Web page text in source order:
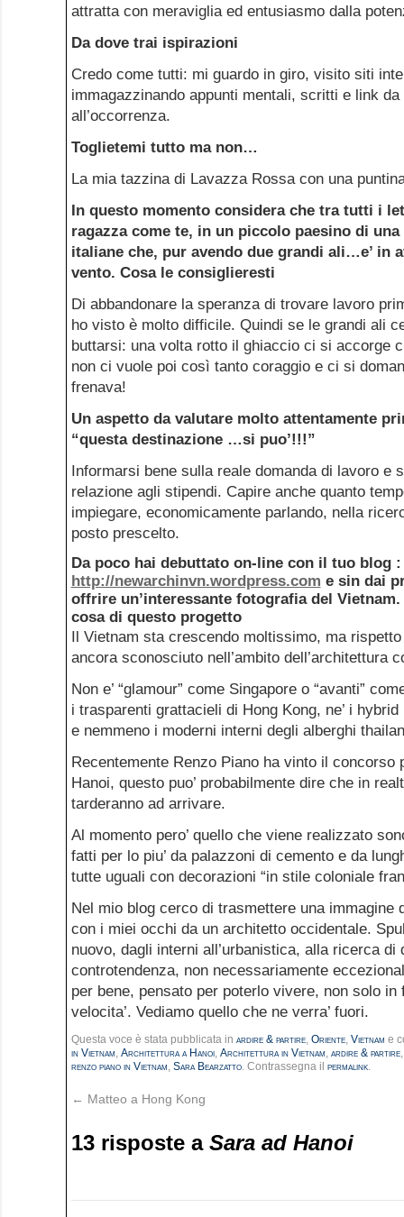
attratta con meraviglia ed entusiasmo dalla
Da dove trai ispirazioni
Credo come tutti: mi guardo in giro, visito siti
immagazzinando appunti mentali, scritti e link
all’occorrenza.
Toglietemi tutto ma non…
La mia tazzina di Lavazza Rossa con una
In questo momento considera che tra tutti i
ragazza come te, in un piccolo paesino di
italiane che, pur avendo due grandi ali…e’ in
vento. Cosa le consiglieresti
Di abbandonare la speranza di trovare lavoro
ho visto è molto difficile. Quindi se le grandi ali
buttarsi: una volta rotto il ghiaccio ci si accorge
non ci vuole poi così tanto coraggio e ci si
frenava!
Un aspetto da valutare molto attentamente
“questa destinazione …si puo’!!!”
Informarsi bene sulla reale domanda di lavoro e
relazione agli stipendi. Capire anche quanto
impiegare, economicamente parlando, nella
posto prescelto.
Da poco hai debuttato on-line con il tuo blog
http://newarchinvn.wordpress.com e sin dai
offrire un’interessante fotografia del
cosa di questo progetto
Il Vietnam sta crescendo moltissimo, ma rispetto
ancora sconosciuto nell’ambito dell’architettura
Non e’ “glamour” come Singapore o “avanti”
i trasparenti grattacieli di Hong Kong, ne’ i
e nemmeno i moderni interni degli alberghi
Recentemente Renzo Piano ha vinto il concorso
Hanoi, questo puo’ probabilmente dire che in
tarderanno ad arrivare.
Al momento pero’ quello che viene realizzato
fatti per lo piu’ da palazzoni di cemento e da
tutte uguali con decorazioni “in stile coloniale
Nel mio blog cerco di trasmettere una immagine
con i miei occhi da un architetto occidentale.
nuovo, dagli interni all’urbanistica, alla ricerca di
controtendenza, non necessariamente
per bene, pensato per poterlo vivere, non solo in
velocita’. Vediamo quello che ne verra’ fuori.
Questa voce è stata pubblicata in ardire & partire, Oriente, Vietnam e
in Vietnam, Architettura a Hanoi, Architettura in Vietnam, ardire & partire
renzo piano in Vietnam, Sara Bearzatto. Contrassegna il permalink.
← Matteo a Hong Kong
13 risposte a Sara ad Hanoi